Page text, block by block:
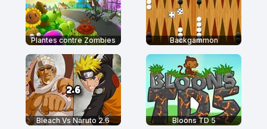
Plantes contre Zombies Backgammon
Bleach Vs Naruto 2.6 Bloons TD 5